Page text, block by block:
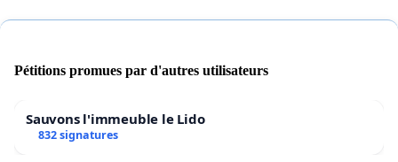
Pétitions promues par d'autres utilisateurs
Sauvons l'immeuble le Lido
832 signatures